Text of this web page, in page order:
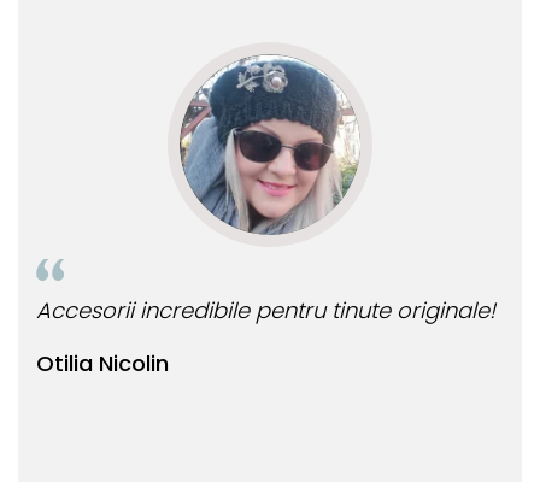
Otilia Nicolin
Accesorii incredibile pentru tinute originale!